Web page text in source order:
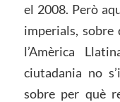
el 2008. Però
imperials, sobre
l’Amèrica
ciutadania no
sobre per què